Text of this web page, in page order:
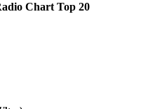
Chart Top 20